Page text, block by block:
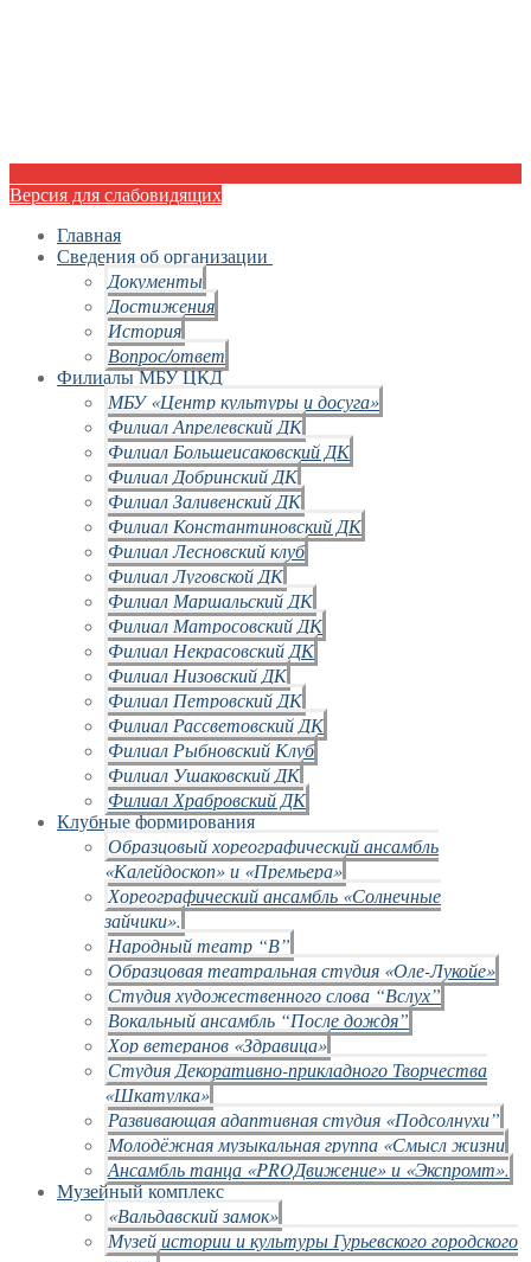
Версия для слабовидящих
Главная
Сведения об организации
Документы
Достижения
История
Вопрос/ответ
Филиалы МБУ ЦКД
МБУ «Центр культуры и досуга»
Филиал Апрелевский ДК
Филиал Большеисаковский ДК
Филиал Добринский ДК
Филиал Заливенский ДК
Филиал Константиновский ДК
Филиал Лесновский клуб
Филиал Луговской ДК
Филиал Маршальский ДК
Филиал Матросовский ДК
Филиал Некрасовский ДК
Филиал Низовский ДК
Филиал Петровский ДК
Филиал Рассветовский ДК
Филиал Рыбновский Клуб
Филиал Ушаковский ДК
Филиал Храбровский ДК
Клубные формирования
Образцовый хореографический ансамбль
«Калейдоскоп» и «Премьера»
Хореографический ансамбль «Солнечные
зайчики».
Народный театр “В”
Образцовая театральная студия «Оле-Лукойе»
Студия художественного слова “Вслух”
Вокальный ансамбль “После дождя”
Хор ветеранов «Здравица»
Студия Декоративно-прикладного Творчества
«Шкатулка»
Развивающая адаптивная студия «Подсолнухи”
Молодёжная музыкальная группа «Смысл жизни
Ансамбль танца «PROДвижение» и «Экспромт».
Музейный комплекс
«Вальдавский замок»
Музей истории и культуры Гурьевского городского